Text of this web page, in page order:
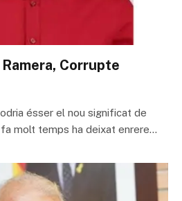
Ramera, Corrupte
ésser el nou significat de
fa molt temps ha deixat enrere…